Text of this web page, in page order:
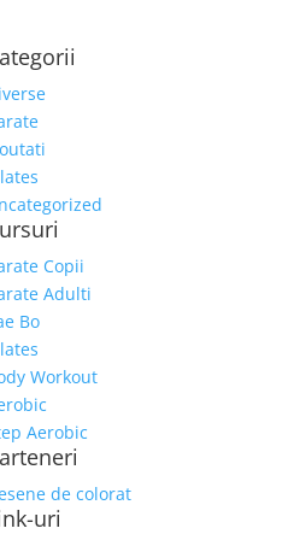
Copii
Adulti
Bo
Workout
Aerobic
de colorat
uri